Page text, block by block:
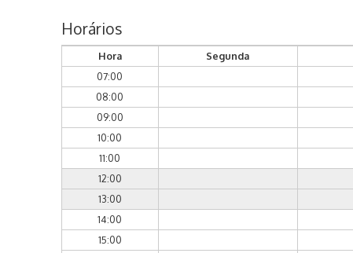
Horários
Hora Segunda
07:00
08:00
09:00
10:00
11:00
12:00
13:00
14:00
15:00